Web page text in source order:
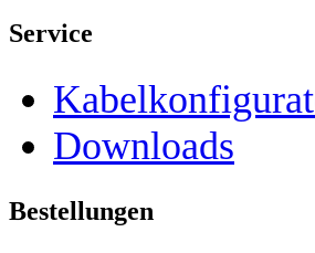
Service
Downloads
Bestellungen